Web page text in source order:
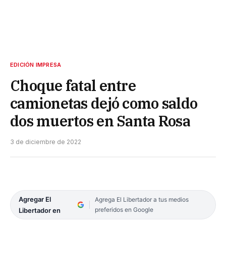
EDICIÓN IMPRESA
Choque fatal entre
camionetas dejó como saldo
dos muertos en Santa Rosa
3 de diciembre de 2022
Agregar El
Libertador en
Agrega El Libertador a tus medios
preferidos en Google